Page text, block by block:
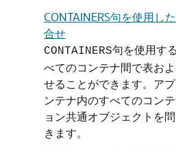
CONTAINERS句を使用し
合せ
CONTAINERS句を使用す
べてのコンテナ間で表お
せることができます。ア
ンテナ内のすべてのコン
ョン共通オブジェクトを
きます。